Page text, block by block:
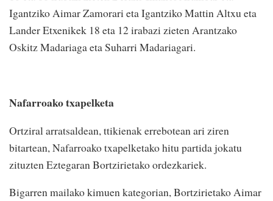
Igantziko Aimar Zamorari eta Igantziko Mattin Altxu eta
Lander Etxenikek 18 eta 12 irabazi zieten Arantzako
Oskitz Madariaga eta Suharri Madariagari.
Nafarroako txapelketa
Ortziral arratsaldean, ttikienak errebotean ari ziren
bitartean, Nafarroako txapelketako hitu partida jokatu
zituzten Eztegaran Bortzirietako ordezkariek.
Bigarren mailako kimuen kategorian, Bortzirietako Aimar